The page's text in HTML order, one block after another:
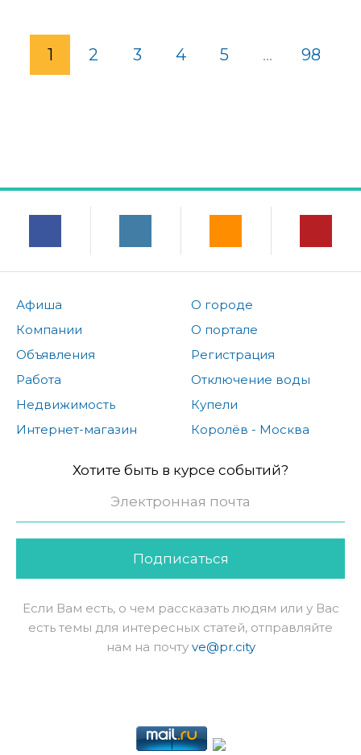
1 2 3 4 5 ... 98
Афиша
Компании
Объявления
Работа
Недвижимость
Интернет-магазин
О городе
О портале
Регистрация
Отключение воды
Купели
Королёв - Москва
Хотите быть в курсе событий?
Подписаться
Если Вам есть, о чем рассказать людям или у Вас
есть темы для интересных статей, отправляйте
нам на почту ve@pr.city